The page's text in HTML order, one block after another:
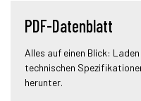
PDF-Datenblatt
Alles auf einen Blick:
technischen
herunter.